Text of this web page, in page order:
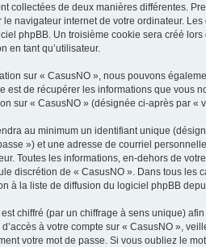
collectées de deux manières différentes.
le navigateur internet de votre ordinateur.
phpBB. Un troisième cookie sera créé
en tant qu’utilisateur.
sur « CasusNO », nous pouvons
est de récupérer les informations que vous
sur « CasusNO » (désignée ci-après par
au minimum un identifiant unique
») et une adresse de courriel
Toutes les informations, en-dehors de
discrétion de « CasusNO ». Dans tous
à la liste de diffusion du logiciel phpBB
chiffré (par un chiffrage à sens unique)
à votre compte sur « CasusNO »,
votre mot de passe. Si vous oubliez le